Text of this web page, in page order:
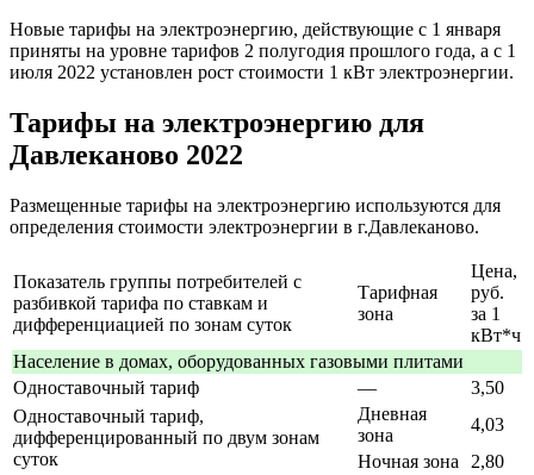
Новые тарифы на электроэнергию, действующие с 1 января
приняты на уровне тарифов 2 полугодия прошлого года, а с 1
июля 2022 установлен рост стоимости 1 кВт электроэнергии.
Тарифы на электроэнергию для
Давлеканово 2022
Размещенные тарифы на электроэнергию используются для
определения стоимости электроэнергии в г.Давлеканово.
Показатель группы потребителей с
разбивкой тарифа по ставкам и
дифференциацией по зонам суток
Тарифная
зона
Цена,
руб.
за 1
кВт*ч
Население в домах, оборудованных газовыми плитами
Одноставочный тариф
—
3,50
Одноставочный тариф,
дифференцированный по двум зонам
суток
Дневная
зона
4,03
Ночная зона
2,80